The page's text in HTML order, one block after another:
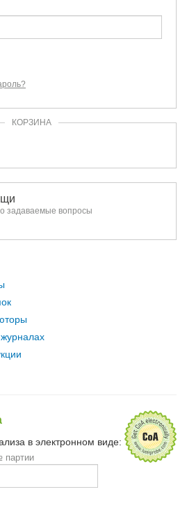
КОРЗИНА
задаваемые вопросы
в электронном виде:
партии